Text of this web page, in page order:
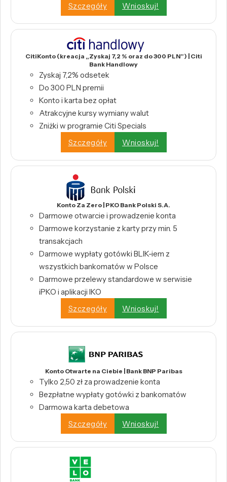
Szczegóły
Wnioskuj!
CitiKonto (kreacja „Zyskaj 7,2 % oraz do 300 PLN”) | Citi
Bank Handlowy
Zyskaj 7,2% odsetek
Do 300 PLN premii
Konto i karta bez opłat
Atrakcyjne kursy wymiany walut
Zniżki w programie Citi Specials
Szczegóły
Wnioskuj!
Konto Za Zero | PKO Bank Polski S.A.
Darmowe otwarcie i prowadzenie konta
Darmowe korzystanie z karty przy min. 5
transakcjach
Darmowe wypłaty gotówki BLIK-iem z
wszystkich bankomatów w Polsce
Darmowe przelewy standardowe w serwisie
iPKO i aplikacji IKO
Szczegóły
Wnioskuj!
Konto Otwarte na Ciebie | Bank BNP Paribas
Tylko 2,50 zł za prowadzenie konta
Bezpłatne wypłaty gotówki z bankomatów
Darmowa karta debetowa
Szczegóły
Wnioskuj!